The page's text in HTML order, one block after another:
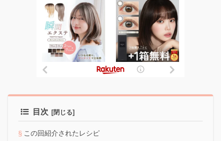
目次
この回紹介されたレシピ